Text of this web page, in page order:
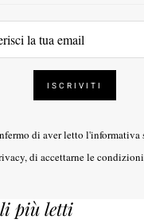
di aver letto l'informativa
, di accettarne le condizioni
più letti